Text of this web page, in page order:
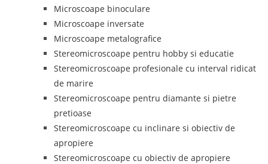
Microscoape binoculare
Microscoape inversate
Microscoape metalografice
Stereomicroscoape pentru hobby si educatie
Stereomicroscoape profesionale cu interval ridicat
de marire
Stereomicroscoape pentru diamante si pietre
pretioase
Stereomicroscoape cu inclinare si obiectiv de
apropiere
Stereomicroscoape cu obiectiv de apropiere